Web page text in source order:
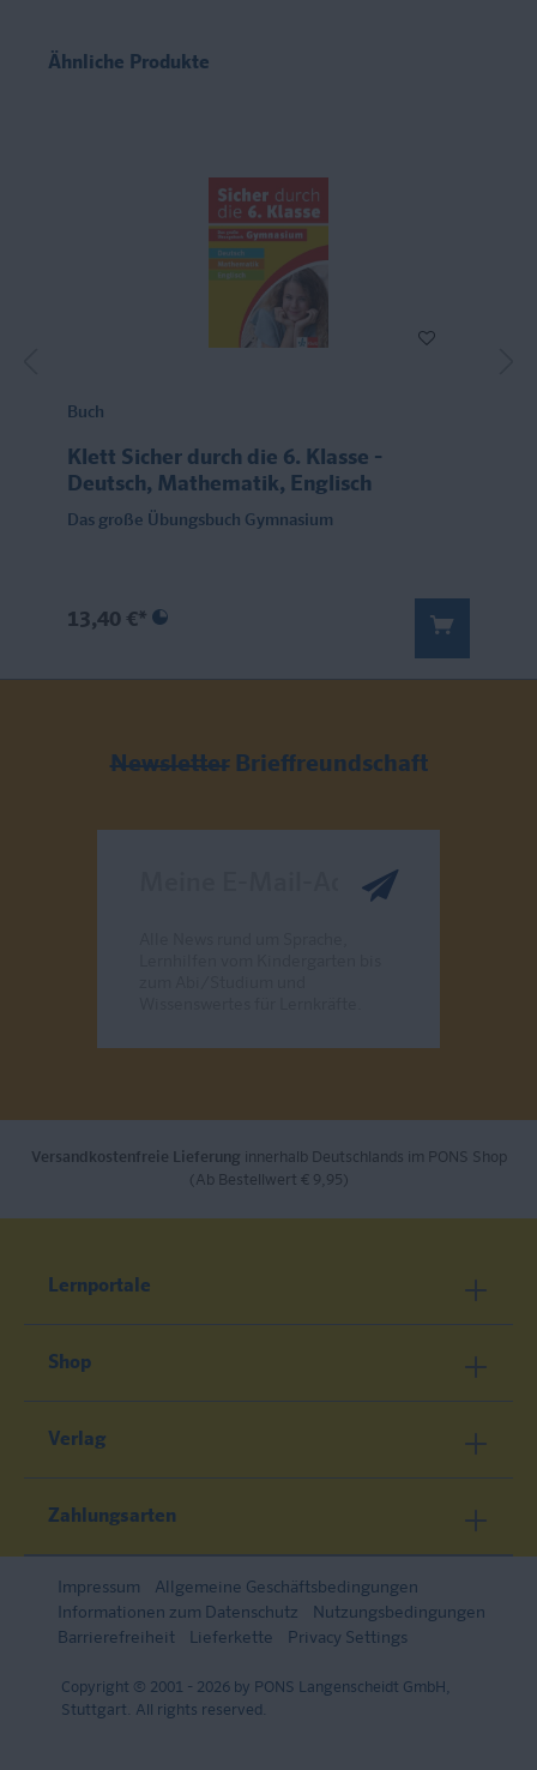
Ähnliche Produkte
Buch
Klett Sicher durch die 6. Klasse -
Deutsch, Mathematik, Englisch
Das große Übungsbuch Gymnasium
13,40 €*
Newsletter Brieffreundschaft
Versandkostenfreie Lieferung innerhalb Deutschlands im PONS Shop
(Ab Bestellwert € 9,95)
Lernportale
Shop
Verlag
Zahlungsarten
Impressum
Allgemeine Geschäftsbedingungen
Informationen zum Datenschutz
Nutzungsbedingungen
Barrierefreiheit
Lieferkette Privacy Settings
Copyright © 2001 - 2026 by PONS Langenscheidt GmbH,
Stuttgart. All rights reserved.